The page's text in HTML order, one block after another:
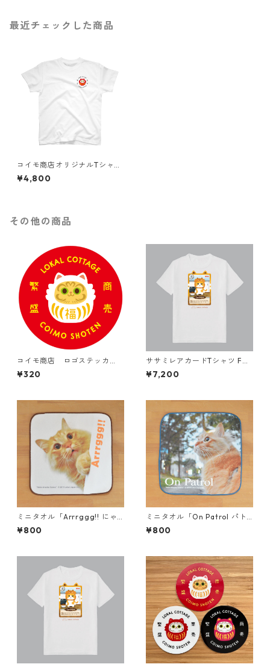
最近チェックした商品
コイモ商店オリジナルTシャツ
（半袖）
¥4,800
その他の商品
コイモ商店 ロゴステッカ
ー ＜ほっぴー＞
¥320
ササミレアカードTシャツ FR
ONT PRINT（半袖）3L~5L
¥7,200
ミニタオル「Arrrggg!! にゃ
あああああああ！」
¥800
ミニタオル「On Patrol パト
ロール中」
¥800